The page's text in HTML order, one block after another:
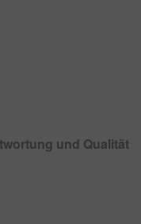
und Qualität